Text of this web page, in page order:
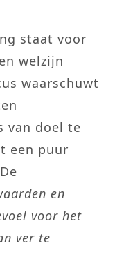
staat voor
welzijn
waarschuwt
van doel te
een puur
en
voor het
ver te